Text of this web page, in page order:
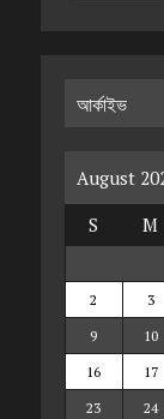
আর্কাইভ
August
S
M
2
3
9
10
16
17
23
24